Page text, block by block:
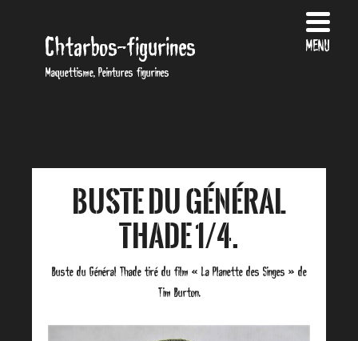
Chtarbos-figurines
Maquettisme, Peintures figurines
Buste du Général
Thade 1/4.
Buste du Général Thade tiré du film « La Planette des Singes » de
Tim Burton.
MENU